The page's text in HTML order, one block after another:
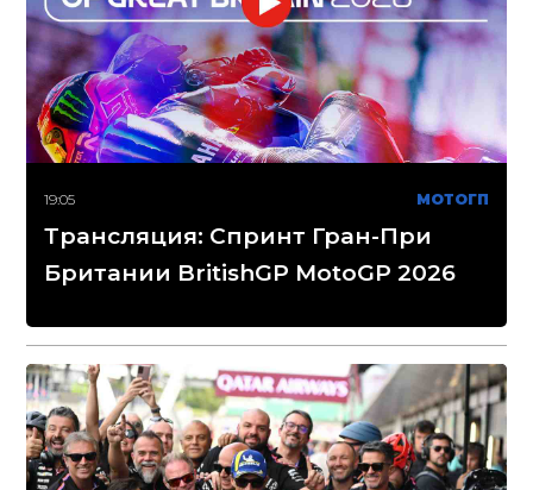
19:05 МОТОГП
Трансляция: Спринт Гран-При
Британии BritishGP MotoGP 2026